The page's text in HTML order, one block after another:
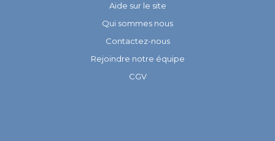
Aide sur le site
Qui sommes nous
Contactez-nous
Rejoindre notre équipe
CGV